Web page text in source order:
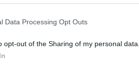
Data Processing Opt Outs
opt-out of the Sharing of my personal data.
VALENCIANOS
Esteve, la tierra y el surf